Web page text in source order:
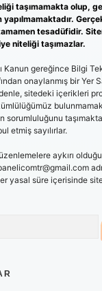
taşımamakta olup,
yapılmamaktadır.
tesadüfidir.
niteliği taşımazlar.
Kanun gereğince Bilgi
onaylanmış bir Yer
sitedeki içerikleri
sorumluluğunu
etmiş sayılırlar.
aykırı
yasal süre içerisinde